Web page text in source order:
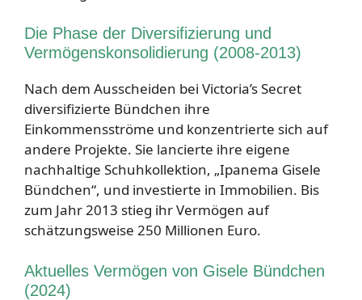
Die Phase der Diversifizierung und
Vermögenskonsolidierung (2008-2013)
Nach dem Ausscheiden bei Victoria’s Secret
diversifizierte Bündchen ihre
Einkommensströme und konzentrierte sich auf
andere Projekte. Sie lancierte ihre eigene
nachhaltige Schuhkollektion, „Ipanema Gisele
Bündchen“, und investierte in Immobilien. Bis
zum Jahr 2013 stieg ihr Vermögen auf
schätzungsweise 250 Millionen Euro.
Aktuelles Vermögen von Gisele Bündchen
(2024)